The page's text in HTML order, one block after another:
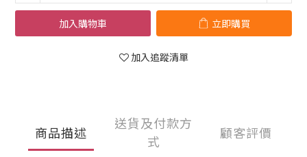
加入購物車 立即購買
加入追蹤清單
商品描述
送貨及付款方
式
顧客評價